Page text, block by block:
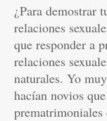
¿Para demostrar
relaciones
que responder a
relaciones
naturales. Yo
hacían novios
prematrimoniales